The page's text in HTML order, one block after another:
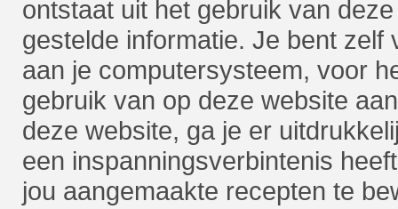
ontstaat uit het gebruik van
gestelde informatie. Je bent
aan je computersysteem, voor
gebruik van op deze website
deze website, ga je er
een inspanningsverbintenis
jou aangemaakte recepten te